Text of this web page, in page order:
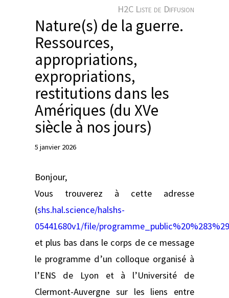
H2C Liste de Diffusion
Nature(s) de la guerre.
Ressources,
appropriations,
expropriations,
restitutions dans les
Amériques (du XVe
siècle à nos jours)
5 janvier 2026
Bonjour,
Vous trouverez à cette adresse
(shs.hal.science/halshs-
05441680v1/file/
et plus bas dans le corps de ce message
le programme d’un colloque organisé à
l’ENS de Lyon et à l’Université de
Clermont-Auvergne sur les liens entre